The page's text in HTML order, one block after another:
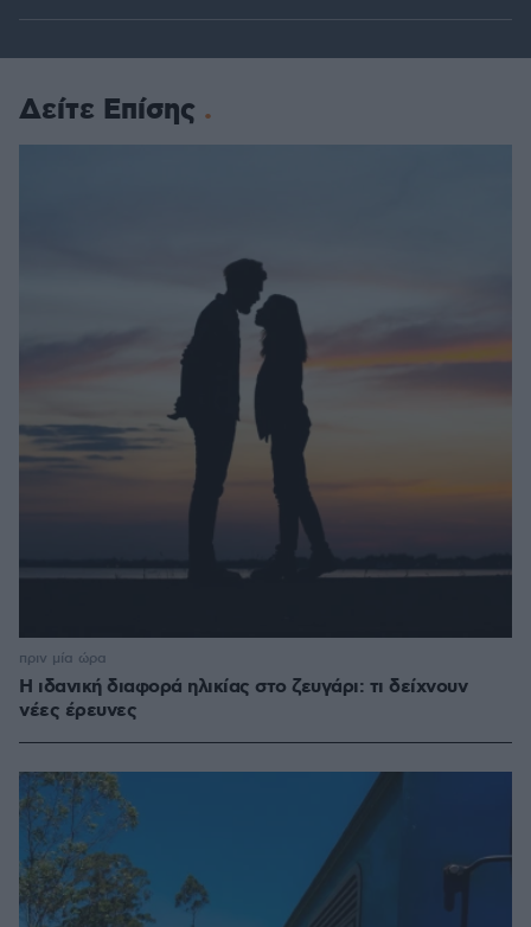
Δείτε Επίσης
Η ιδανική διαφορά ηλικίας στο ζευγάρι: τι δείχνουν
νέες έρευνες
πριν μία ώρα